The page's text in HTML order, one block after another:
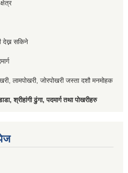
देख्न सकिने
लामपोखरी, जोरपोखरी जस्ता दशौ मनमोहक
श्रीहांगी ढुंगा, पदमार्ग तथा पोखरीहरु